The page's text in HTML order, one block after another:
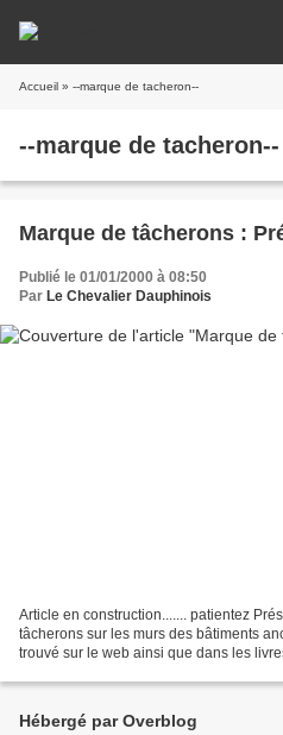
Accueil » --marque de tacheron--
--marque de tacheron--
Marque de tâcherons :
Publié le 01/01/2000 à 08:50
Par Le Chevalier Dauphinois
Article en construction....... patientez
tâcherons sur les murs des bâtiments
trouvé sur le web ainsi que dans les
Hébergé par Overblog